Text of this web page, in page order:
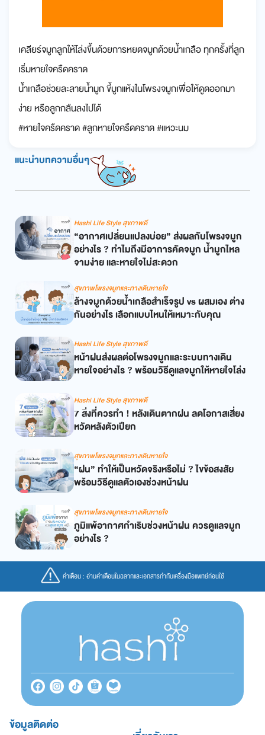
เคลียร์จมูกลูกให้โล่งขึ้นด้วยการหยดจมูกด้วยน้ำเกลือ ทุกครั้งที่ลูก
เริ่มหายใจครืดคราด
น้ำเกลือช่วยละลายน้ำมูก ขี้มูกแห้งในโพรงจมูกเพื่อให้ดูดออกมา
ง่าย หรือลูกกลืนลงไปได้
#หายใจครืดคราด #ลูกหายใจครืดคราด #แหวะนม
แนะนำบทความอื่นๆ
Hashi Life Style สุขภาพดี
“อากาศเปลี่ยนแปลงบ่อย” ส่งผลกับโพรงจมูก
อย่างไร ? ทำไมถึงมีอาการคัดจมูก น้ำมูกไหล
จามง่าย และหายใจไม่สะดวก
สุขภาพโพรงจมูกและทางเดินหายใจ
ล้างจมูกด้วยน้ำเกลือสำเร็จรูป vs ผสมเอง ต่าง
กันอย่างไร เลือกแบบไหนให้เหมาะกับคุณ
Hashi Life Style สุขภาพดี
หน้าฝนส่งผลต่อโพรงจมูกและระบบทางเดิน
หายใจอย่างไร ? พร้อมวิธีดูแลจมูกให้หายใจโล่ง
Hashi Life Style สุขภาพดี
7 สิ่งที่ควรทำ ! หลังเดินตากฝน ลดโอกาสเสี่ยง
หวัดหลังตัวเปียก
สุขภาพโพรงจมูกและทางเดินหายใจ
“ฝน” ทำให้เป็นหวัดจริงหรือไม่ ? ไขข้อสงสัย
พร้อมวิธีดูแลตัวเองช่วงหน้าฝน
สุขภาพโพรงจมูกและทางเดินหายใจ
ภูมิแพ้อากาศกำเริบช่วงหน้าฝน ควรดูแลจมูก
อย่างไร ?
คำเตือน : อ่านคำเตือนในฉลากและเอกสารกำกับเครื่องมือแพทย์ก่อนใช้
ข้อมูลติดต่อ